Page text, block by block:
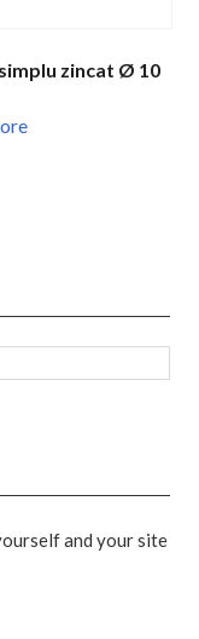
zincat Ø 10
and your site